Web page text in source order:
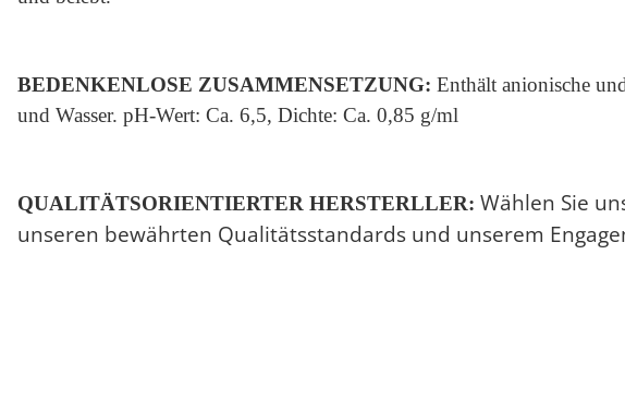
BEDENKENLOSE ZUSAMMENSETZUNG: Enthält anionische
und Wasser. pH-Wert: Ca. 6,5, Dichte: Ca. 0,85 g/ml
QUALITÄTSORIENTIERTER HERSTERLLER: Wählen Sie
unseren bewährten Qualitätsstandards und unserem